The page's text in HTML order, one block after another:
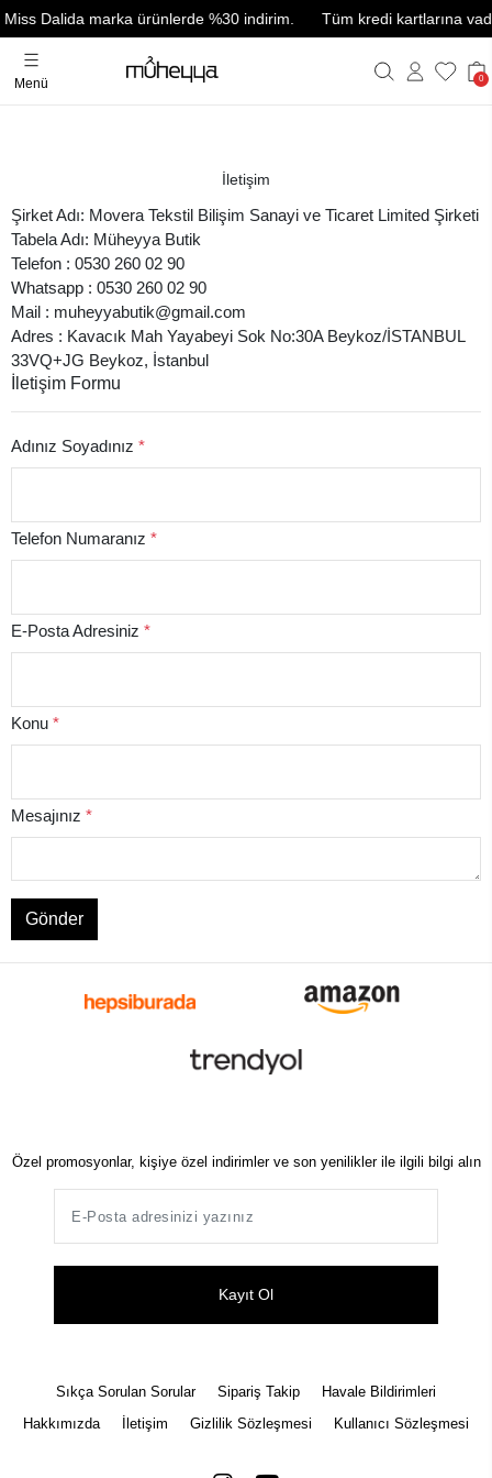
Dalida marka ürünlerde %30 indirim. Tüm kredi kartlarına
Menü 0
İletişim
Şirket Adı: Movera Tekstil Bilişim Sanayi ve Ticaret Limited Şirketi
Tabela Adı: Müheyya Butik
Telefon : 0530 260 02 90
Whatsapp : 0530 260 02 90
Mail : muheyyabutik@gmail.com
Adres : Kavacık Mah Yayabeyi Sok No:30A Beykoz/İSTANBUL
33VQ+JG Beykoz, İstanbul
İletişim Formu
Adınız Soyadınız *
Telefon Numaranız *
E-Posta Adresiniz *
Konu *
Mesajınız *
Gönder
Özel promosyonlar, kişiye özel indirimler ve son yenilikler ile ilgili bilgi alın
Kayıt Ol
Sıkça Sorulan Sorular Sipariş Takip
Havale Bildirimleri
Hakkımızda
İletişim Gizlilik Sözleşmesi Kullanıcı Sözleşmesi